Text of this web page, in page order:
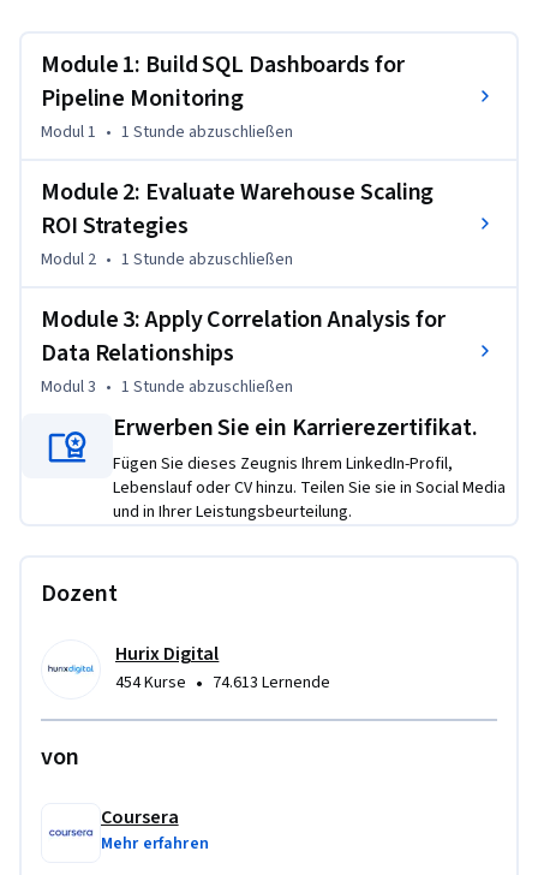
professionals accomplish measurable business impact
through sophisticated SQL analytics.
comprehensive monitoring dashboards that prevent costly
pipeline failures, create ROI-backed infrastructure
recommendations that optimize budget allocation, and
identify hidden data correlations that reveal new business
By the end of this course, you will be able to:
- Apply SQL to build dashboards for monitoring pipeline
- Evaluate warehouse scaling strategies to deliver ROI-
backed recommendations
- Apply correlation techniques to measure the association
between numeric variables
This course is unique because it bridges the gap between
ready insights and financial justifications.
To be successful in this project, you should have a solid
foundation in intermediate SQL, experience with data
performance metrics and business analytics principles.
Module 1: Build SQL Dashboards for
Pipeline Monitoring
Modul 1 • 1 Stunde abzuschließen
Module 2: Evaluate Warehouse Scaling
ROI Strategies
Modul 2 • 1 Stunde abzuschließen
Module 3: Apply Correlation Analysis for
Data Relationships
Modul 3 • 1 Stunde abzuschließen
Erwerben Sie ein Karrierezertifikat.
Fügen Sie dieses Zeugnis Ihrem LinkedIn-Profil,
Lebenslauf oder CV hinzu. Teilen Sie sie in Social Media
und in Ihrer Leistungsbeurteilung.
Dozent
Hurix Digital
454 Kurse • 74.613 Lernende
von
Coursera
Mehr erfahren